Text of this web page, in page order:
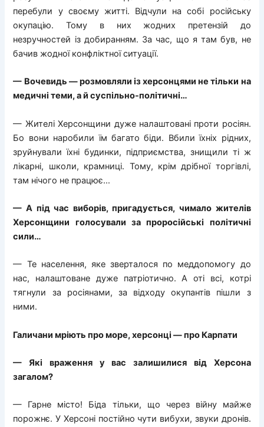
перебули у своєму житті. Відчули на собі російську
окупацію. Тому в них жодних претензій до
незручностей із добиранням. За час, що я там був, не
бачив жодної конфліктної ситуації.
— Вочевидь — розмовляли із херсонцями не тільки на
медичні теми, а й суспільно-політичні…
— Жителі Херсонщини дуже налаштовані проти росіян.
Бо вони наробили їм багато біди. Вбили їхніх рідних,
зруйнували їхні будинки, підприємства, знищили ті ж
лікарні, школи, крамниці. Тому, крім дрібної торгівлі,
там нічого не працює…
— А під час виборів, пригадується, чимало жителів
Херсонщини голосували за проросійські політичні
сили…
— Те населення, яке зверталося по меддопомогу до
нас, налаштоване дуже патріотично. А оті всі, котрі
тягнули за росіянами, за відходу окупантів пішли з
ними.
Галичани мріють про море, херсонці — про Карпати
— Які враження у вас залишилися від Херсона
загалом?
— Гарне місто! Біда тільки, що через війну майже
порожнє. У Херсоні постійно чути вибухи, звуки дронів.